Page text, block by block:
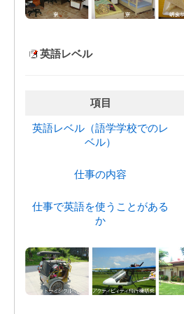
英語レベル
項目
英語レベル（語学学校でのレ
ベル）
仕事の内容
仕事で英語を使うことがある
か